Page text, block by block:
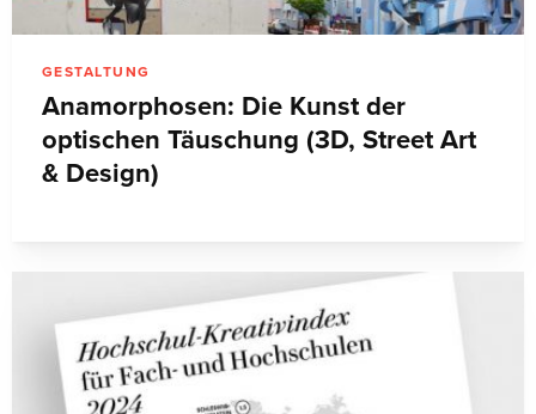
GESTALTUNG
Anamorphosen: Die Kunst der
optischen Täuschung (3D, Street Art
& Design)